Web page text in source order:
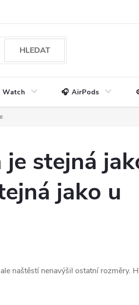
HLEDAT
Watch 🎧 AirPods
stejná
jako u
naštěstí nenavýšil ostatní rozměry.